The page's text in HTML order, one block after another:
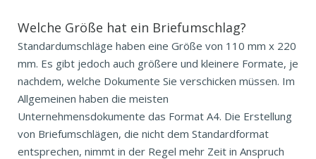
Welche Größe hat ein Briefumschlag?
Standardumschläge haben eine Größe von 110 mm x 220
mm. Es gibt jedoch auch größere und kleinere Formate, je
nachdem, welche Dokumente Sie verschicken müssen. Im
Allgemeinen haben die meisten
Unternehmensdokumente das Format A4. Die Erstellung
von Briefumschlägen, die nicht dem Standardformat
entsprechen, nimmt in der Regel mehr Zeit in Anspruch